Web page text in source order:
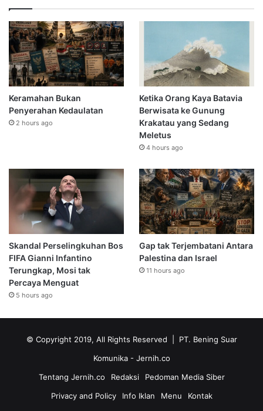
Keramahan Bukan
Penyerahan Kedaulatan
2 hours ago
Ketika Orang Kaya Batavia
Berwisata ke Gunung
Krakatau yang Sedang
Meletus
4 hours ago
Skandal Perselingkuhan Bos
FIFA Gianni Infantino
Terungkap, Mosi tak
Percaya Menguat
5 hours ago
Gap tak Terjembatani Antara
Palestina dan Israel
11 hours ago
© Copyright 2019, All Rights Reserved | PT. Bening Suar
Komunika - Jernih.co
Tentang Jernih.co
Redaksi
Pedoman Media Siber
Privacy and Policy
Info Iklan Menu Kontak